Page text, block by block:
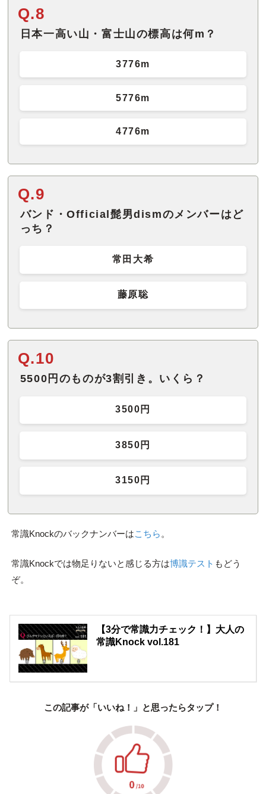
Q.8
日本一高い山・富士山の標高は何m？
3776m
5776m
4776m
Q.9
バンド・Official髭男dismのメンバーはど
っち？
常田大希
藤原聡
Q.10
5500円のものが3割引き。いくら？
3500円
3850円
3150円
常識Knockのバックナンバーはこちら 。
常識Knockでは物足りないと感じる方は博識テスト もどう
ぞ。
【3分で常識力チェック！】大人の
常識Knock vol.181
この記事が「いいね！」と思ったらタップ！